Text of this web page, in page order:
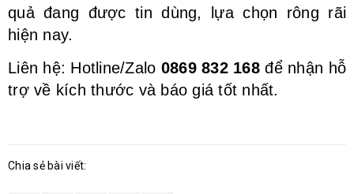
quả đang được tin dùng, lựa chọn rông rãi
hiện nay.
Liên hệ: Hotline/Zalo 0869 832 168để nhận hỗ
trợ về kích thước và báo giá tốt nhất.
Chia sẻ bài viết: